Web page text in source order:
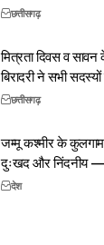
छत्तीसगढ़
मित्रता दिवस व सावन
बिरादरी ने सभी
छत्तीसगढ़
जम्मू कश्मीर के
दुःखद और निंदनीय
देश